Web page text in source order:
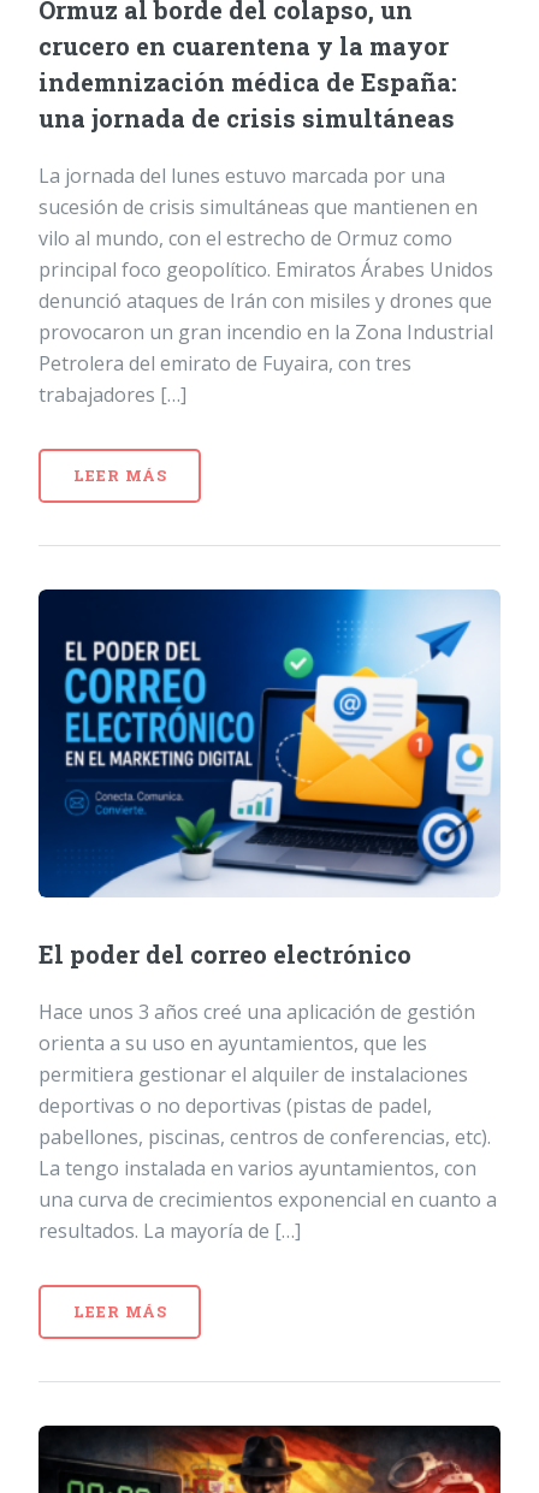
Ormuz al borde del colapso, un
crucero en cuarentena y la mayor
indemnización médica de España:
una jornada de crisis simultáneas
La jornada del lunes estuvo marcada por una
sucesión de crisis simultáneas que mantienen en
vilo al mundo, con el estrecho de Ormuz como
principal foco geopolítico. Emiratos Árabes Unidos
denunció ataques de Irán con misiles y drones que
provocaron un gran incendio en la Zona Industrial
Petrolera del emirato de Fuyaira, con tres
trabajadores […]
LEER MÁS
El poder del correo electrónico
Hace unos 3 años creé una aplicación de gestión
orienta a su uso en ayuntamientos, que les
permitiera gestionar el alquiler de instalaciones
deportivas o no deportivas (pistas de padel,
pabellones, piscinas, centros de conferencias, etc).
La tengo instalada en varios ayuntamientos, con
una curva de crecimientos exponencial en cuanto a
resultados. La mayoría de […]
LEER MÁS